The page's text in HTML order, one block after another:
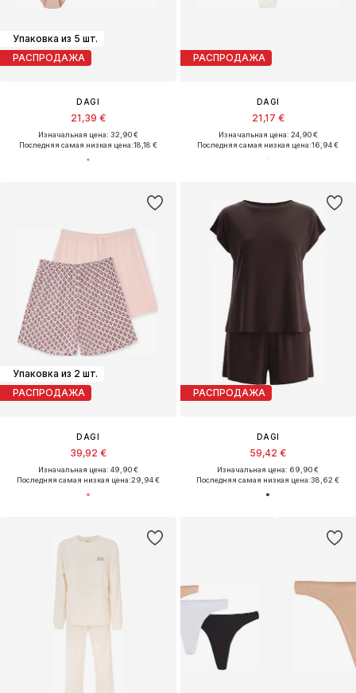
Упаковка из 5 шт.
РАСПРОДАЖА
DAGI
21,39 €
Изначальная цена: 32,90 €
Последняя самая низкая цена:18,18 €
РАСПРОДАЖА
DAGI
21,17 €
Изначальная цена: 24,90 €
Последняя самая низкая цена:16,94 €
Упаковка из 2 шт.
РАСПРОДАЖА
DAGI
39,92 €
Изначальная цена: 49,90 €
Последняя самая низкая цена:29,94 €
РАСПРОДАЖА
DAGI
59,42 €
Изначальная цена: 69,90 €
Последняя самая низкая цена:38,62 €